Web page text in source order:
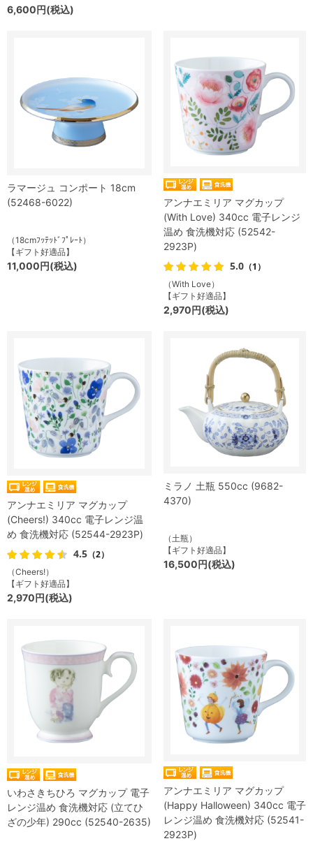
6,600円(税込)
ラマージュ コンポート 18cm
(52468-6022)
（18cmﾌｯﾃｯﾄﾞﾌﾟﾚｰﾄ）
【ギフト好適品】
11,000円(税込)
アンナエミリア マグカップ
(With Love) 340cc 電子レンジ
温め 食洗機対応 (52542-
2923P)
5.0 （1）
（With Love）
【ギフト好適品】
2,970円(税込)
アンナエミリア マグカップ
(Cheers!) 340cc 電子レンジ温
め 食洗機対応 (52544-2923P)
4.5 （2）
（Cheers!）
【ギフト好適品】
2,970円(税込)
ミラノ 土瓶 550cc (9682-
4370)
（土瓶）
【ギフト好適品】
16,500円(税込)
いわさきちひろ マグカップ 電子
レンジ温め 食洗機対応 (立てひ
ざの少年) 290cc (52540-2635)
アンナエミリア マグカップ
(Happy Halloween) 340cc 電子
レンジ温め 食洗機対応 (52541-
2923P)